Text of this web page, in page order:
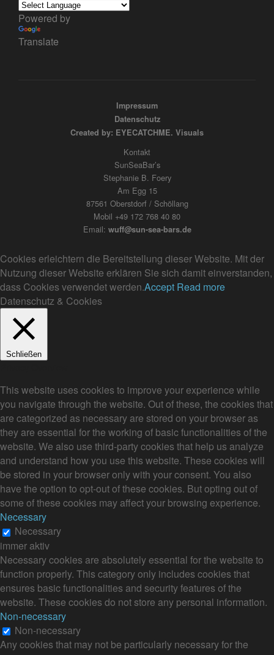
Powered by
Translate
Impressum
Datenschutz
Created by: EYECATCHME. Visuals
Kontakt
SunSeaBar’s
Stephanie B. Foery
Am Egg 15
87561 Oberstdorf / Schöllang
Mobil +49 172 768 40 80
Email: wuff@sun-sea-bars.de
Cookies erleichtern die Bereitstellung dieser Website. Mit der
Nutzung dieser Website erklären Sie sich damit einverstanden,
dass Cookies verwendet werden.Accept Read more
Datenschutz & Cookies
Schließen
This website uses cookies to improve your experience while
you navigate through the website. Out of these, the cookies that
are categorized as necessary are stored on your browser as
they are essential for the working of basic functionalities of the
website. We also use third-party cookies that help us analyze
and understand how you use this website. These cookies will
be stored in your browser only with your consent. You also
have the option to opt-out of these cookies. But opting out of
some of these cookies may affect your browsing experience.
Necessary
Necessary
immer aktiv
Necessary cookies are absolutely essential for the website to
function properly. This category only includes cookies that
ensures basic functionalities and security features of the
website. These cookies do not store any personal information.
Non-necessary
Non-necessary
Any cookies that may not be particularly necessary for the